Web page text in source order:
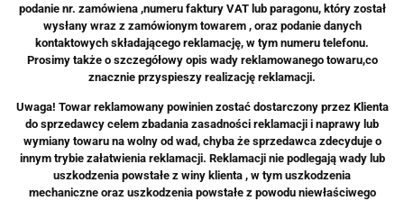
podanie nr. zamówiena ,numeru faktury VAT lub paragonu, który został
wysłany wraz z zamówionym towarem , oraz podanie danych
kontaktowych składającego reklamację, w tym numeru telefonu.
Prosimy także o szczegółowy opis wady reklamowanego towaru,co
znacznie przyspieszy realizację reklamacji.
Uwaga! Towar reklamowany powinien zostać dostarczony przez Klienta
do sprzedawcy celem zbadania zasadności reklamacji i naprawy lub
wymiany towaru na wolny od wad, chyba że sprzedawca zdecyduje o
innym trybie załatwienia reklamacji. Reklamacji nie podlegają wady lub
uszkodzenia powstałe z winy klienta , w tym uszkodzenia
mechaniczne oraz uszkodzenia powstałe z powodu niewłaściwego